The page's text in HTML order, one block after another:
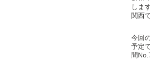
しま
関西
今回
予定
間